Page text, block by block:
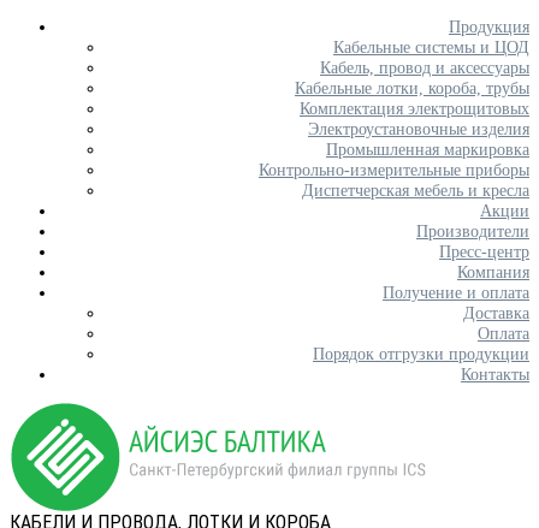
Продукция
Кабельные системы и ЦОД
Кабель, провод и аксессуары
Кабельные лотки, короба, трубы
Комплектация электрощитовых
Электроустановочные изделия
Промышленная маркировка
Контрольно-измерительные приборы
Диспетчерская мебель и кресла
Акции
Производители
Пресс-центр
Компания
Получение и оплата
Доставка
Оплата
Порядок отгрузки продукции
Контакты
КАБЕЛИ И ПРОВОДА, ЛОТКИ И КОРОБА